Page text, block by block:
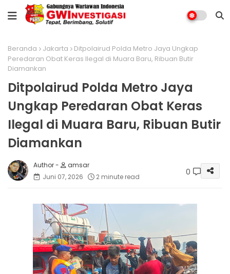
Beranda Jakarta
Ditpolairud Polda Metro Jaya Ungkap
Peredaran Obat Keras Ilegal di Muara Baru, Ribuan Butir
Diamankan
Ditpolairud Polda Metro Jaya
Ungkap Peredaran Obat Keras
Ilegal di Muara Baru, Ribuan Butir
Diamankan
amsar
Juni 07, 2026
2 minute read 0